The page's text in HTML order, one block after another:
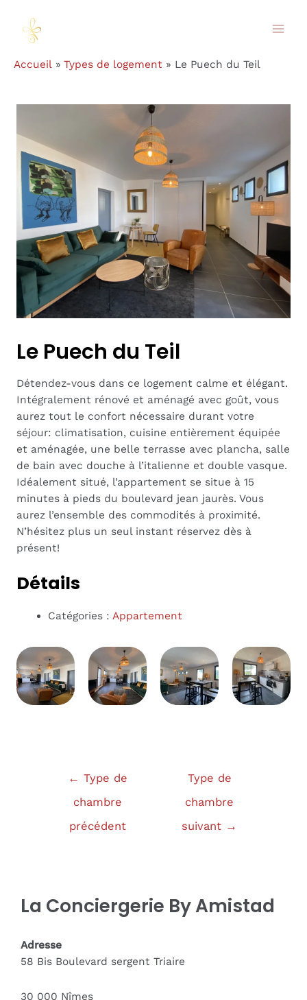
contenu
Accueil Types de logement Le Puech du Teil
Le Puech du Teil
Détendez-vous dans ce logement calme et élégant.
Intégralement rénové et aménagé avec goût, vous
aurez tout le confort nécessaire durant votre
séjour: climatisation, cuisine entièrement équipée
et aménagée, une belle terrasse avec plancha, salle
de bain avec douche à l’italienne et double vasque.
Idéalement situé, l’appartement se situe à 15
minutes à pieds du boulevard jean jaurès. Vous
aurez l’ensemble des commodités à proximité.
N’hésitez plus un seul instant réservez dès à
présent!
Détails
Catégories : Appartement
Navigation
l’article
← Type de
chambre
précédent
Type de
chambre
suivant →
La Conciergerie By Amistad
Adresse
58 Bis Boulevard sergent Triaire
30 000 Nîmes